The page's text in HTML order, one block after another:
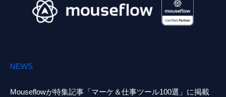
NEWS
Mouseflowが特集記事「マーケ＆仕事ツール100選」に掲載